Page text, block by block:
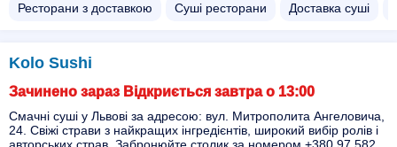
Ресторани з доставкою Суші ресторани Доставка суші
Kolo Sushi
Зачинено зараз Відкриється завтра о 13:00
Смачні суші у Львові за адресою: вул. Митрополита Ангеловича,
24. Свіжі страви з найкращих інгредієнтів, широкий вибір ролів і